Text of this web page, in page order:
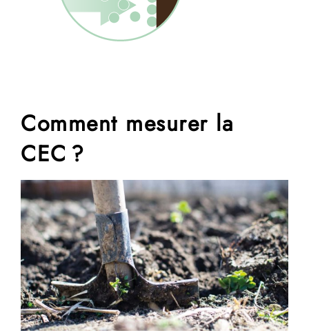
Comment mesurer la
CEC ?